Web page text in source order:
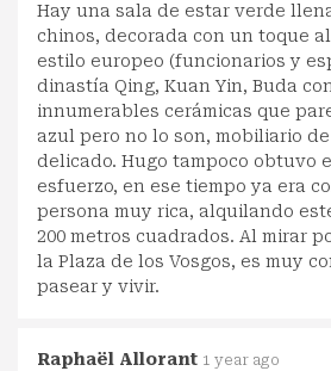
Hay una sala de estar verde
chinos, decorada con un toque
estilo europeo (funcionarios y
dinastía Qing, Kuan Yin, Buda
innumerables cerámicas que
azul pero no lo son, mobiliario
delicado. Hugo tampoco obtuvo
esfuerzo, en ese tiempo ya era
persona muy rica, alquilando
200 metros cuadrados. Al mirar
la Plaza de los Vosgos, es muy
pasear y vivir.
Raphaël Allorant 1 year ago